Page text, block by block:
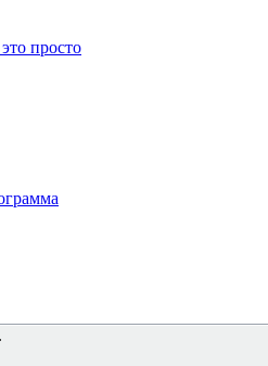
просто
.